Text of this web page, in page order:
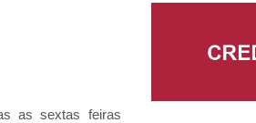
as sextas feiras